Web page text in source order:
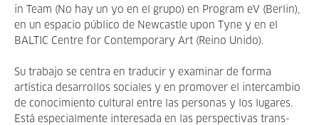
in Team (No hay un yo en el grupo) en Program eV (Berlin),
en un espacio público de Newcastle upon Tyne y en el
BALTIC Centre for Contemporary Art (Reino Unido).
Su trabajo se centra en traducir y examinar de forma
artística desarrollos sociales y en promover el intercambio
de conocimiento cultural entre las personas y los lugares.
Está especialmente interesada en las perspectivas trans-